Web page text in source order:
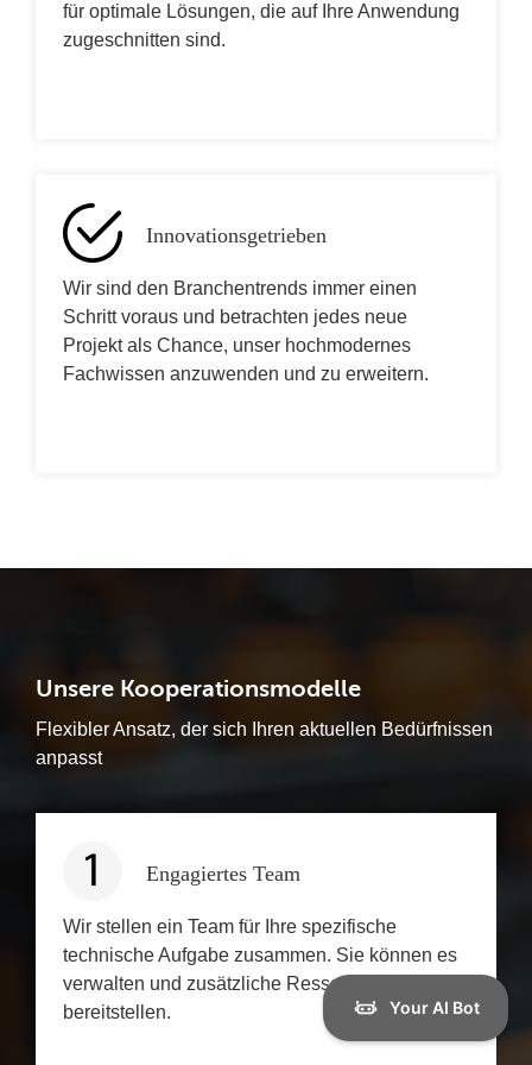
für optimale Lösungen, die auf Ihre Anwendung
zugeschnitten sind.
Innovationsgetrieben
Wir sind den Branchentrends immer einen
Schritt voraus und betrachten jedes neue
Projekt als Chance, unser hochmodernes
Fachwissen anzuwenden und zu erweitern.
Unsere Kooperationsmodelle
Flexibler Ansatz, der sich Ihren aktuellen Bedürfnissen
anpasst
Engagiertes Team
Wir stellen ein Team für Ihre spezifische
technische Aufgabe zusammen. Sie können es
verwalten und zusätzliche Ressourcen
bereitstellen.